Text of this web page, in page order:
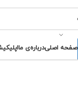
صفحه اصلیدرباره‌ی ما